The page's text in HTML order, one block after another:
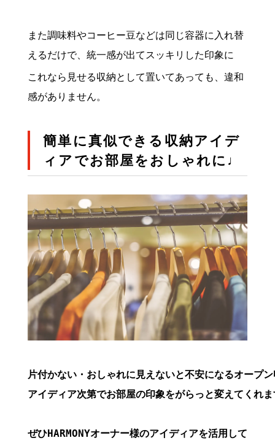
また調味料やコーヒー豆などは同じ容器に入れ替
えるだけで、統一感が出てスッキリした印象に
これなら見せる収納として置いてあっても、違和
感がありません。
簡単に真似できる収納アイデ
ィアでお部屋をおしゃれに♩
片付かない・おしゃれに見えないと不安になるオープ
アイディア次第でお部屋の印象をがらっと変えてくれ
ぜひHARMONYオーナー様のアイディアを活用して